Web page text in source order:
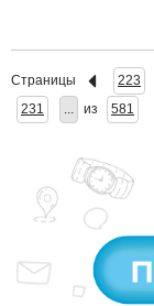
Страницы 223
231
... из 581